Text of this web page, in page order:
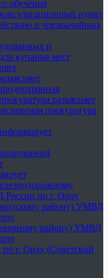
обучения
пункт
в чрезвычайных
и
купания мест
разъясняет
прокуратура
по г. Орлу
району) УМВД
району) УМВД
г. Орлу (Советский